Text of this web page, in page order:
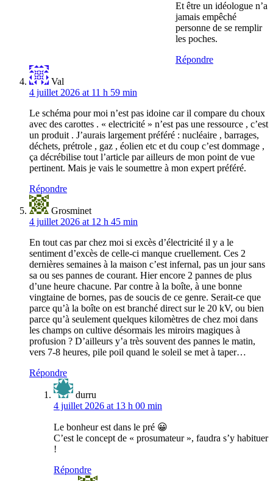
Et être un idéologue n’a
jamais empêché
personne de se remplir
les poches.
Répondre
Val
4 juillet 2026 at 11 h 59 min
Le schéma pour moi n’est pas idoine car il compare du choux
avec des carottes . « electricité » n’est pas une ressource , c’est
un produit . J’aurais largement préféré : nucléaire , barrages,
déchets, prétrole , gaz , éolien etc et du coup c’est dommage ,
ça décrébilise tout l’article par ailleurs de mon point de vue
pertinent. Mais je vais le soumettre à mon expert préféré.
Répondre
Grosminet
4 juillet 2026 at 12 h 45 min
En tout cas par chez moi si excès d’électricité il y a le
sentiment d’excès de celle-ci manque cruellement. Ces 2
dernières semaines à la maison c’est infernal, pas un jour sans
sa ou ses pannes de courant. Hier encore 2 pannes de plus
d’une heure chacune. Par contre à la boîte, à une bonne
vingtaine de bornes, pas de soucis de ce genre. Serait-ce que
parce qu’à la boîte on est branché direct sur le 20 kV, ou bien
parce qu’à seulement quelques kilomètres de chez moi dans
les champs on cultive désormais les miroirs magiques à
profusion ? D’ailleurs y’a très souvent des pannes le matin,
vers 7-8 heures, pile poil quand le soleil se met à taper…
Répondre
durru
4 juillet 2026 at 13 h 00 min
Le bonheur est dans le pré 😀
C’est le concept de « prosumateur », faudra s’y habituer
!
Répondre